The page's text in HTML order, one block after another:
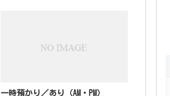
一時預かり／あり（AM・PM）